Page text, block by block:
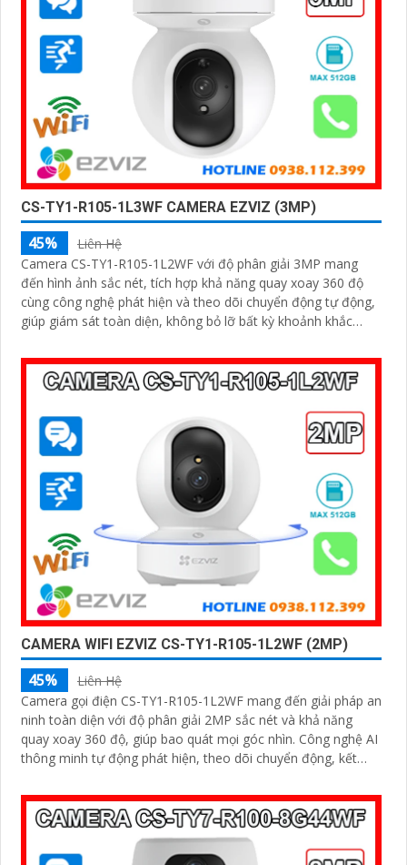
CS-TY1-R105-1L3WF CAMERA EZVIZ (3MP)
45%
Liên Hệ
Camera CS-TY1-R105-1L2WF với độ phân giải 3MP mang
đến hình ảnh sắc nét, tích hợp khả năng quay xoay 360 độ
cùng công nghệ phát hiện và theo dõi chuyển động tự động,
giúp giám sát toàn diện, không bỏ lỡ bất kỳ khoảnh khắc
ngoại lên đến 10m và khe cắm thẻ nhớ dung lượng 512GB,
đây chính là camera tối ưu với mức giá vô cùng hấp dẫn
CAMERA WIFI EZVIZ CS-TY1-R105-1L2WF (2MP)
45%
Liên Hệ
Camera gọi điện CS-TY1-R105-1L2WF mang đến giải pháp an
ninh toàn diện với độ phân giải 2MP sắc nét và khả năng
quay xoay 360 độ, giúp bao quát mọi góc nhìn. Công nghệ AI
thông minh tự động phát hiện, theo dõi chuyển động, kết